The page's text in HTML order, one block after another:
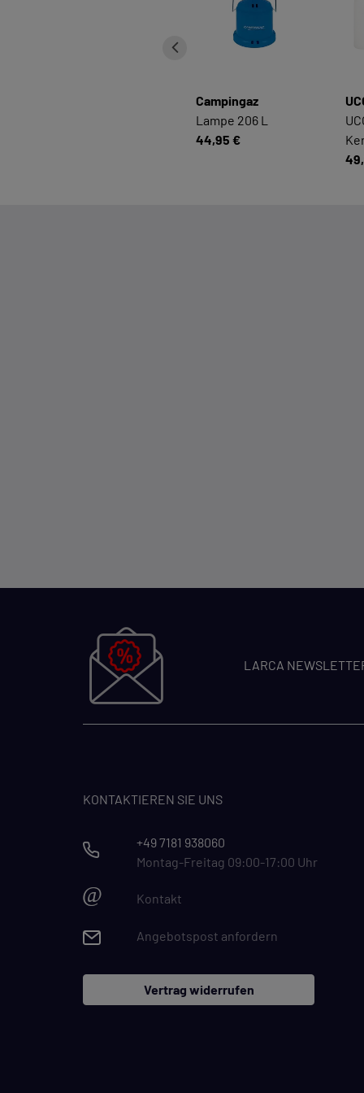
Campingaz
Lampe 206 L
44,95 €
LARCA
KONTAKTIEREN SIE UNS
+49 7181 938060
Montag-Freitag 09:00-17:00 Uhr
@ Kontakt
Angebotspost anfordern
Vertrag widerrufen